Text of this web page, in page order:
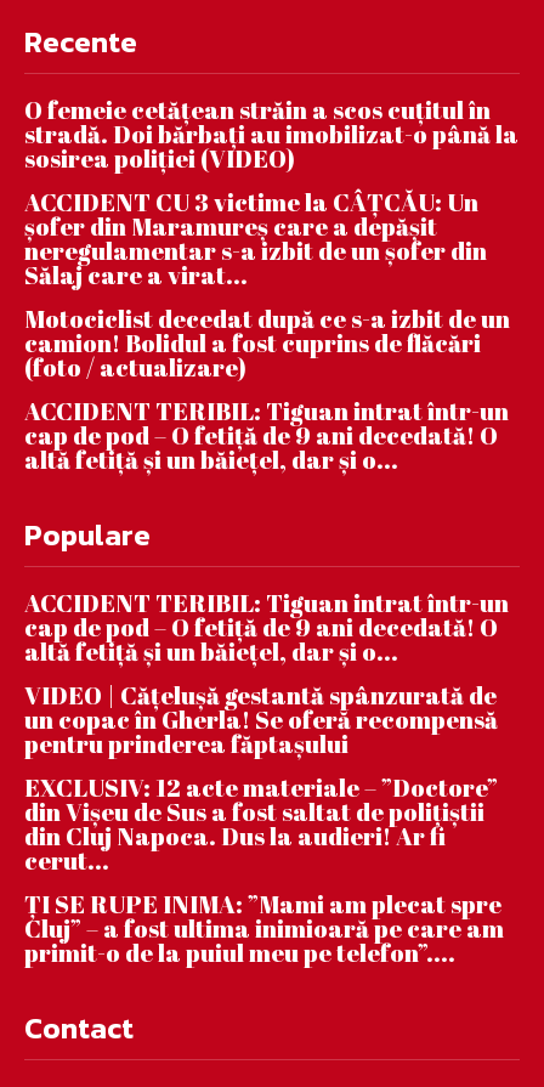
Recente
O femeie cetățean străin a scos cuțitul în
stradă. Doi bărbați au imobilizat-o până la
sosirea poliției (VIDEO)
ACCIDENT CU 3 victime la CÂȚCĂU: Un
șofer din Maramureș care a depășit
neregulamentar s-a izbit de un șofer din
Sălaj care a virat...
Motociclist decedat după ce s-a izbit de un
camion! Bolidul a fost cuprins de flăcări
(foto / actualizare)
ACCIDENT TERIBIL: Tiguan intrat într-un
cap de pod – O fetiță de 9 ani decedată! O
altă fetiță și un băiețel, dar și o...
Populare
ACCIDENT TERIBIL: Tiguan intrat într-un
cap de pod – O fetiță de 9 ani decedată! O
altă fetiță și un băiețel, dar și o...
VIDEO | Căţeluşă gestantă spânzurată de
un copac în Gherla! Se oferă recompensă
pentru prinderea făptaşului
EXCLUSIV: 12 acte materiale – ”Doctore”
din Vișeu de Sus a fost saltat de polițiștii
din Cluj Napoca. Dus la audieri! Ar fi
cerut...
ȚI SE RUPE INIMA: ”Mami am plecat spre
Cluj” – a fost ultima inimioară pe care am
primit-o de la puiul meu pe telefon”....
Contact